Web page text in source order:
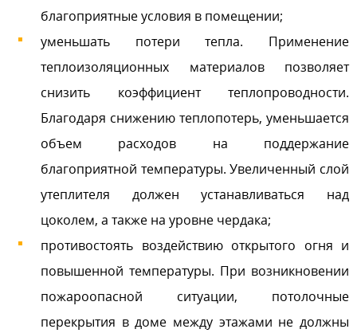
благоприятные условия в помещении;
уменьшать потери тепла. Применение
теплоизоляционных материалов позволяет
снизить коэффициент теплопроводности.
Благодаря снижению теплопотерь, уменьшается
объем расходов на поддержание
благоприятной температуры. Увеличенный слой
утеплителя должен устанавливаться над
цоколем, а также на уровне чердака;
противостоять воздействию открытого огня и
повышенной температуры. При возникновении
пожароопасной ситуации, потолочные
перекрытия в доме между этажами не должны